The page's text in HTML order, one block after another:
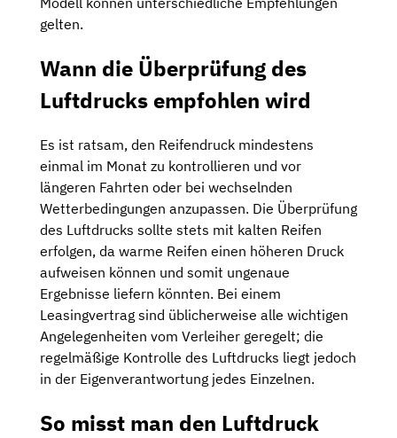
gelten.
Wann die Überprüfung des
Luftdrucks empfohlen wird
Es ist ratsam, den Reifendruck mindestens
einmal im Monat zu kontrollieren und vor
längeren Fahrten oder bei wechselnden
Wetterbedingungen anzupassen. Die Überprüfung
des Luftdrucks sollte stets mit kalten Reifen
erfolgen, da warme Reifen einen höheren Druck
aufweisen können und somit ungenaue
Ergebnisse liefern könnten. Bei einem
Leasingvertrag sind üblicherweise alle wichtigen
Angelegenheiten vom Verleiher geregelt; die
regelmäßige Kontrolle des Luftdrucks liegt jedoch
in der Eigenverantwortung jedes Einzelnen.
So misst man den Luftdruck